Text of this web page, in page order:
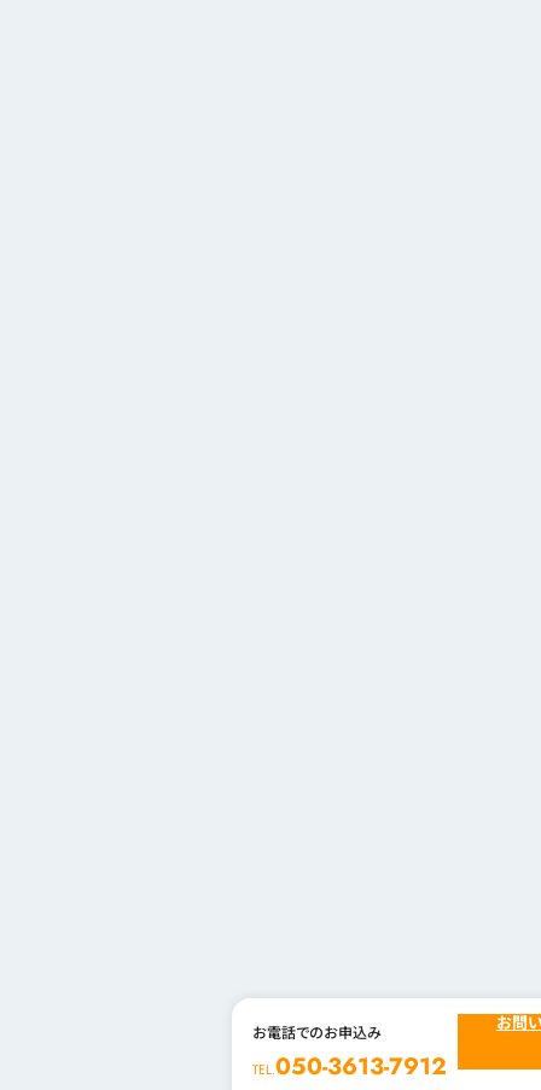
お電話でのお申込み
TEL.050-3613-7912
お問